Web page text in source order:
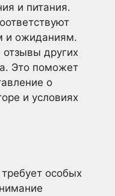
и питания.
и ожиданиям.
отзывы других
Это поможет
о
и условиях
особых